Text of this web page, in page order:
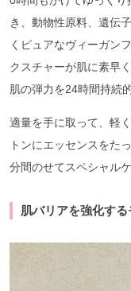
き、動物性原料、遺伝
くピュアなヴィーガン
クスチャーが肌に素早
肌の弾力を24時間持続
適量を手に取って、軽
トンにエッセンスをた
分間のせてスペシャル
肌バリアを強化す